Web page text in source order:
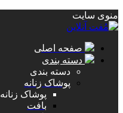
منوی سایت
صفحه اصلی
دسته بندی
دسته بندی
پوشاک زنانه
پوشاک زنانه
بافت